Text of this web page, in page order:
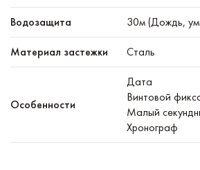
Водозащита 30м (Дождь,
Материал застежки Сталь
Особенности
Дата
Винтовой
Малый
Хронограф